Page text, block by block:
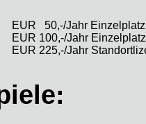
EUR 50,-/Jahr
EUR 100,-/Jahr
EUR 225,-/Jahr